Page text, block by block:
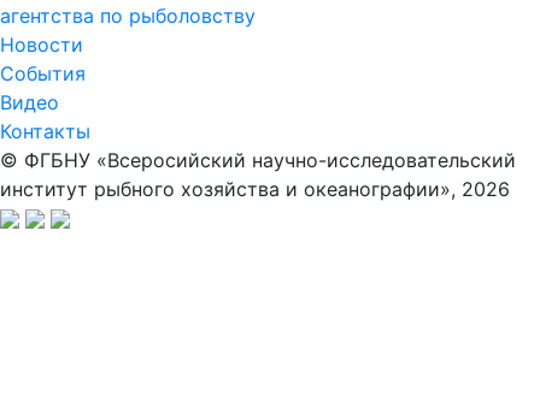
агентства по рыболовству
Новости
События
Видео
Контакты
© ФГБНУ «Всеросийский научно-исследовательский
институт рыбного хозяйства и океанографии», 2026